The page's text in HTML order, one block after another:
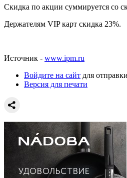
Скидка по акции суммируется со
Держателям VIP карт скидка 23%.
Источник - www.ipm.ru
Войдите на сайт для
Версия для печати